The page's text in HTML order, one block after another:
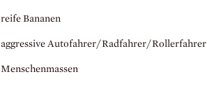
reife Bananen
aggressive Autofahrer/Radfahrer/Rollerfahrer
Menschenmassen